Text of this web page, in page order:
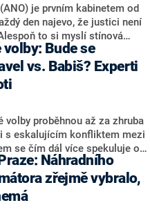
kohokoliv ze zmíněné trojice
něj současná koalice dosud
mohla konkurovat.
je prvním kabinetem od
den najevo, že justici není
to si myslí stínová
ODS Eva Decroix. V
NEWS si nebrala servítky
svého nástupce Jeronýma
zmocněnkyně pro lidská
Označením „svoloč“ na
hodná. Decroix se také
koalice Spolu či promluvila o
Kuby.
vs. Babiš? Experti
volby proběhnou až za zhruba
s eskalujícím konfliktem mezi
se čím dál více spekuluje o
Hrad mohla vyslat současná
komentátoři znovu vytahují
Babiše (ANO). Jak moc je
prezidentských volbách 2028
Náhradního
zřejmě vybralo,